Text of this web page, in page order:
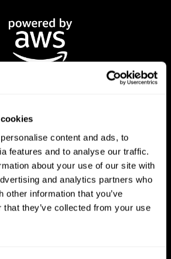
content and ads, to
features and to analyse our traffic.
about your use of our site with
and analytics partners who
other information that you’ve
that they’ve collected from your use
Aplicação